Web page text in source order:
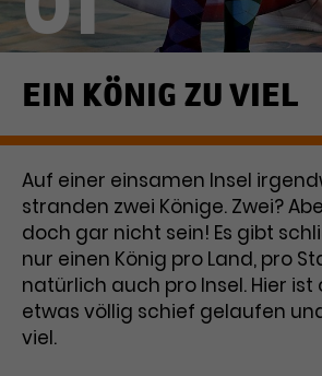
Laufzeit 1 Tag
Zweck
Dieses Cookie wird
Analytics installiert.
wird verwendet, um
Besucher*innen eine
nutzen, und hilft bei
eines
Performance der
erhobenen Daten
anonymisierter Form
der Besuche, die
Name _gcl_aw
Anbieter Google Ads
Laufzeit 3 Monate
Zweck
Dieses Cookie
Informationen zu
dient der Zuordnung
Conversions zu
Kampagnen.
EIN KÖNIG ZU VIEL
Auf einer einsamen Insel
stranden zwei Könige. Zwei?
doch gar nicht sein! Es gibt
nur einen König pro Land, pro
natürlich auch pro Insel. Hier
etwas völlig schief gelaufen
viel.